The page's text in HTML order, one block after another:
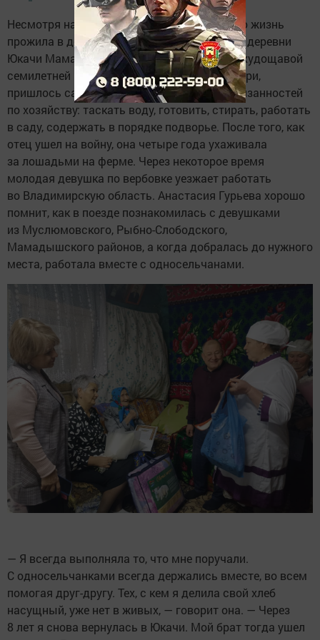
Несмотря на то, что столетняя бабушка всю жизнь
прожила в деревне Урясьбаш, она родом из деревни
Юкачи Мамадышского района. Маленькой худощавой
семилетней малышке, оставшейся без матери,
пришлось самой выполнять множество обязанностей
по хозяйству: таскать воду, готовить, стирать, работать
в саду, содержать в порядке подворье. После того, как
отец ушел на войну, она четыре года ухаживала
за лошадьми на ферме. Через некоторое время
молодая девушка по вербовке уезжает работать
во Владимирскую область. Анастасия Гурьева хорошо
помнит, как в поезде познакомилась с девушками
из Муслюмовского, Рыбно-Слободского,
Мамадышского районов, а когда добралась до нужного
места, работала вместе с односельчанами.
— Я всегда выполняла то, что мне поручали.
С односельчанками всегда держались вместе, во всем
помогая друг-другу. Тех, с кем я делила свой хлеб
насущный, уже нет в живых, — говорит она. — Через
8 лет я снова вернулась в Юкачи. Мой брат тогда ушел